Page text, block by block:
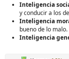
Inteligencia
y conducir a los
Inteligencia
bueno de lo malo.
Inteligencia